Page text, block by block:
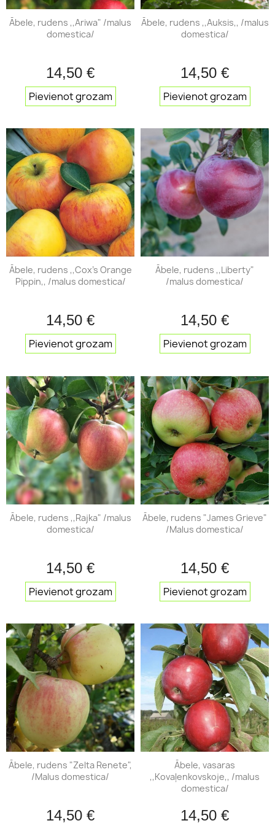
Ābele, rudens ,,Ariwa" /malus
domestica/
14,50 €
Pievienot grozam
Ābele, rudens ,,Auksis,, /malus
domestica/
14,50 €
Pievienot grozam
Ābele, rudens ,,Cox's Orange
Pippin,, /malus domestica/
14,50 €
Pievienot grozam
Ābele, rudens ,,Liberty"
/malus domestica/
14,50 €
Pievienot grozam
Ābele, rudens ,,Rajka" /malus
domestica/
14,50 €
Pievienot grozam
Ābele, rudens "James Grieve"
/Malus domestica/
14,50 €
Pievienot grozam
Ābele, rudens "Zelta Renete",
/Malus domestica/
14,50 €
Ābele, vasaras
,,Kovaļenkovskoje,, /malus
domestica/
14,50 €